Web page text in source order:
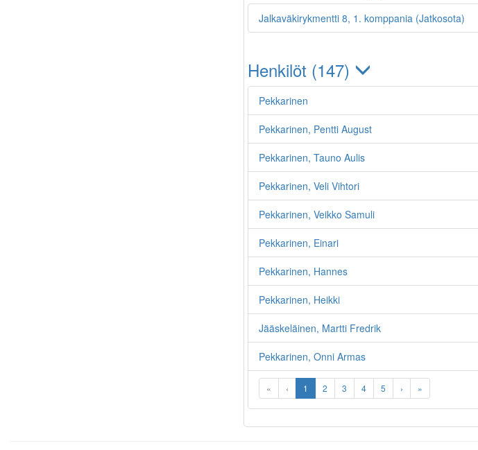
Jalkaväkirykmentti 8, 1. komppania (Jatkosota)
Henkilöt (147)
Pekkarinen
Pekkarinen, Pentti August
Pekkarinen, Tauno Aulis
Pekkarinen, Veli Vihtori
Pekkarinen, Veikko Samuli
Pekkarinen, Einari
Pekkarinen, Hannes
Pekkarinen, Heikki
Jääskeläinen, Martti Fredrik
Pekkarinen, Onni Armas
« ‹ 1 2 3 4 5 › »